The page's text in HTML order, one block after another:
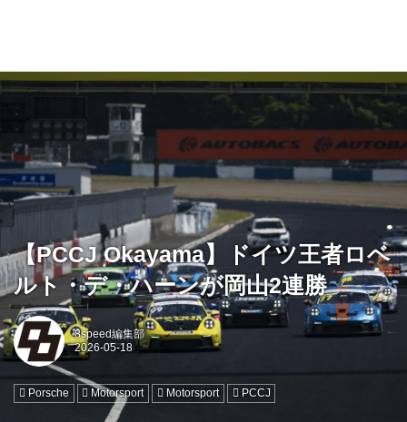
【PCCJ Okayama】ドイツ王者ロベ
ルト・デ・ハーンが岡山2連勝
8speed編集部
Porsche Motorsport Motorsport PCCJ